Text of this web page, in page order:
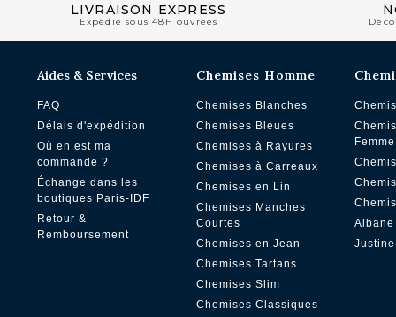
LIVRAISON EXPRESS
Expédié sous 48H ouvrées
Aides & Services
FAQ
Délais d'expédition
Où en est ma
commande ?
Échange dans les
boutiques Paris-IDF
Retour &
Remboursement
Chemises Homme
Chemises Blanches
Chemises Bleues
Chemises à Rayures
Chemises à Carreaux
Chemises en Lin
Chemises Manches
Courtes
Chemises en Jean
Chemises Tartans
Chemises Slim
Chemises Classiques
Femme
Albane
Justine